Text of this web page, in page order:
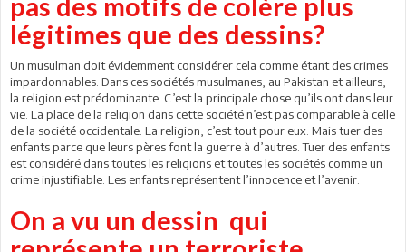
légitimes que des dessins?
Un musulman doit évidemment considérer cela comme étant des crimes
impardonnables. Dans ces sociétés musulmanes, au Pakistan et ailleurs,
la religion est prédominante. C’est la principale chose qu’ils ont dans leur
vie. La place de la religion dans cette société n’est pas comparable à celle
de la société occidentale. La religion, c’est tout pour eux. Mais tuer des
enfants parce que leurs pères font la guerre à d’autres. Tuer des enfants
est considéré dans toutes les religions et toutes les sociétés comme un
crime injustifiable. Les enfants représentent l’innocence et l’avenir.
On a vu un dessin qui